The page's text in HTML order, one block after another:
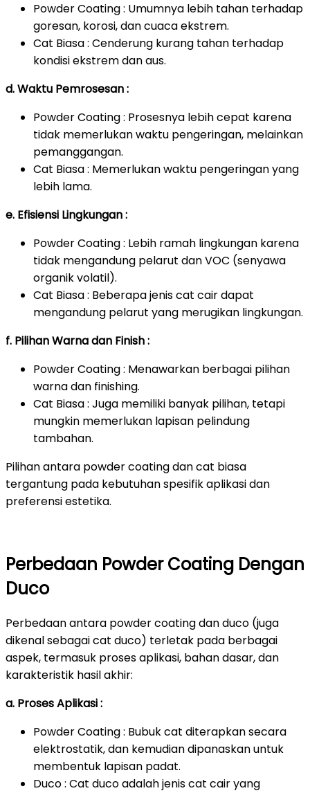
Powder Coating : Umumnya lebih tahan terhadap
goresan, korosi, dan cuaca ekstrem.
Cat Biasa : Cenderung kurang tahan terhadap
kondisi ekstrem dan aus.
d. Waktu Pemrosesan :
Powder Coating : Prosesnya lebih cepat karena
tidak memerlukan waktu pengeringan, melainkan
pemanggangan.
Cat Biasa : Memerlukan waktu pengeringan yang
lebih lama.
e. Efisiensi Lingkungan :
Powder Coating : Lebih ramah lingkungan karena
tidak mengandung pelarut dan VOC (senyawa
organik volatil).
Cat Biasa : Beberapa jenis cat cair dapat
mengandung pelarut yang merugikan lingkungan.
f. Pilihan Warna dan Finish :
Powder Coating : Menawarkan berbagai pilihan
warna dan finishing.
Cat Biasa : Juga memiliki banyak pilihan, tetapi
mungkin memerlukan lapisan pelindung
tambahan.
Pilihan antara powder coating dan cat biasa
tergantung pada kebutuhan spesifik aplikasi dan
preferensi estetika.
Perbedaan Powder Coating Dengan
Duco
Perbedaan antara powder coating dan duco (juga
dikenal sebagai cat duco) terletak pada berbagai
aspek, termasuk proses aplikasi, bahan dasar, dan
karakteristik hasil akhir:
a. Proses Aplikasi :
Powder Coating : Bubuk cat diterapkan secara
elektrostatik, dan kemudian dipanaskan untuk
membentuk lapisan padat.
Duco : Cat duco adalah jenis cat cair yang